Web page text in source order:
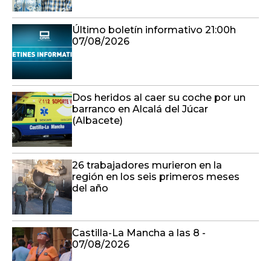
Último boletín informativo 21:00h
07/08/2026
Dos heridos al caer su coche por un
barranco en Alcalá del Júcar
(Albacete)
26 trabajadores murieron en la
región en los seis primeros meses
del año
Castilla-La Mancha a las 8 -
07/08/2026